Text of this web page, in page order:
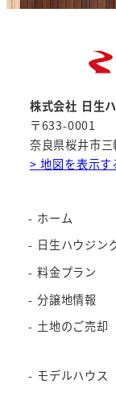
株式会社 日生
〒633-0001
奈良県桜井市
> 地図を表示す
ホーム
日生ハウジン
料金プラン
分譲地情報
土地のご売却
モデルハウス